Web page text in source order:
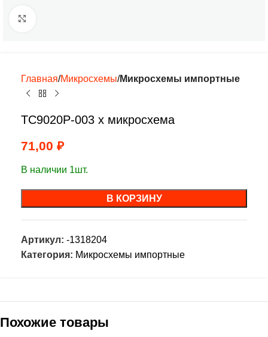
Главная Микросхемы Микросхемы импортные
TC9020P-003 х микросхема
71,00 ₽
В наличии 1шт.
В КОРЗИНУ
Артикул: -1318204
Категория: Микросхемы импортные
Похожие товары